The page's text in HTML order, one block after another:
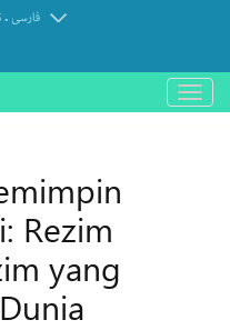
.فارسی
باز
و
Rezim
yang